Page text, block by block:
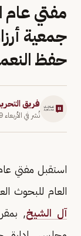
مفتي عام
جمعية
حفظ
فريق
نُشر في الأربعاء 9 يوليو 2025
استقبل مفتي
العام للبحوث
آل الشيخ,